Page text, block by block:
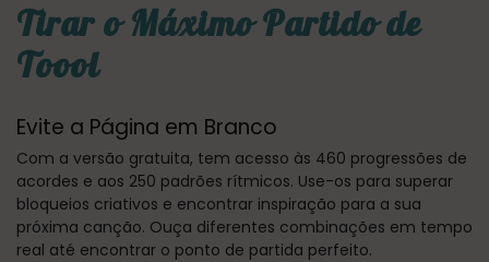
Tirar o Máximo Partido de
Toool
Evite a Página em Branco
Com a versão gratuita, tem acesso às 460 progressões de
acordes e aos 250 padrões rítmicos. Use-os para superar
bloqueios criativos e encontrar inspiração para a sua
próxima canção. Ouça diferentes combinações em tempo
real até encontrar o ponto de partida perfeito.